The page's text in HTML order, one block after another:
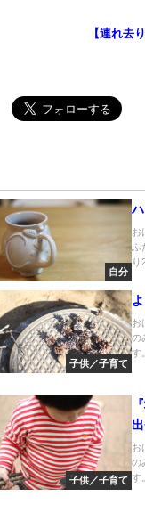
【連れ去
自分
お
り
子供／子育て
お
の
す
子供／子育て
お
の
す